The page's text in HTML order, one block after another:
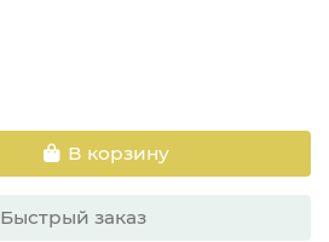
В корзину
Быстрый заказ